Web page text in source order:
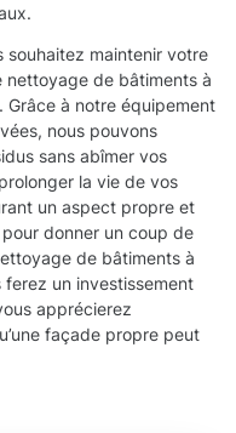
souhaitez maintenir votre
nettoyage de bâtiments à
Grâce à notre équipement
nous pouvons
sans abîmer vos
la vie de vos
un aspect propre et
donner un coup de
de bâtiments à
ferez un investissement
apprécierez
façade propre peut